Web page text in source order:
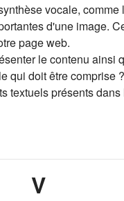
vocale,
d'une image.
page web.
le contenu ainsi
qui doit être
textuels présents
V